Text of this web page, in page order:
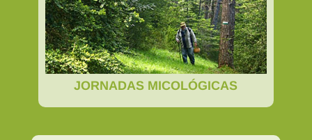
JORNADAS MICOLÓGICAS